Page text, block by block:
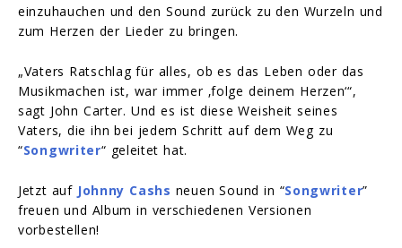
einzuhauchen und den Sound zurück zu den Wurzeln und
zum Herzen der Lieder zu bringen.
„Vaters Ratschlag für alles, ob es das Leben oder das
Musikmachen ist, war immer ‚folge deinem Herzen‘“,
sagt John Carter. Und es ist diese Weisheit seines
Vaters, die ihn bei jedem Schritt auf dem Weg zu
“Songwriter“ geleitet hat.
Jetzt auf Johnny Cashs neuen Sound in “Songwriter”
freuen und Album in verschiedenen Versionen
vorbestellen!